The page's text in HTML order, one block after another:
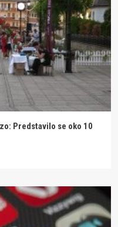
Predstavilo se oko 10